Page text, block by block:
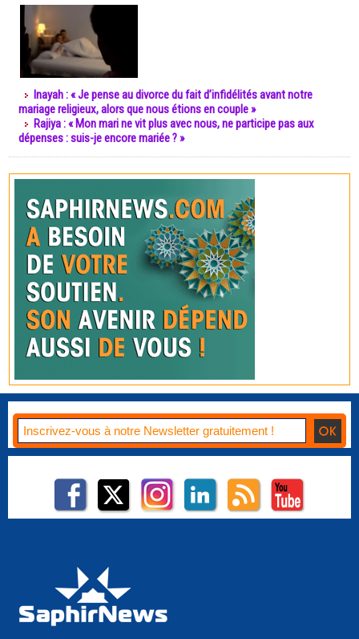
Inayah : « Je pense au divorce du fait d’infidélités avant notre
mariage religieux, alors que nous étions en couple »
Rajiya : « Mon mari ne vit plus avec nous, ne participe pas aux
dépenses : suis-je encore mariée ? »